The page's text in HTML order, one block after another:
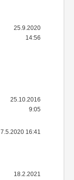
25.9.2020
14:56
25.10.2016
9:05
7.5.2020 16:41
18.2.2021